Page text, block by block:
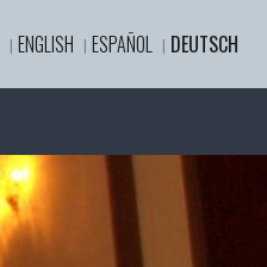
ENGLISH ESPAÑOL DEUTSCH